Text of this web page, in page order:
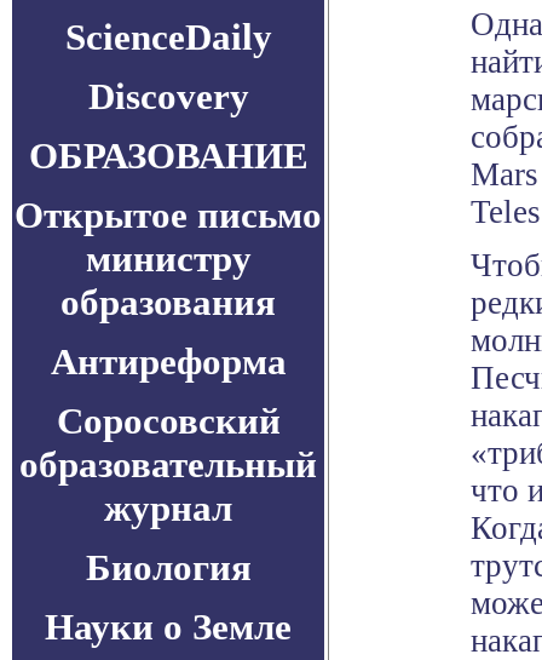
ScienceDaily
Discovery
ОБРАЗОВАНИЕ
Открытое письмо
министру
образования
Антиреформа
Соросовский
образовательный
журнал
Биология
Науки о Земле
что